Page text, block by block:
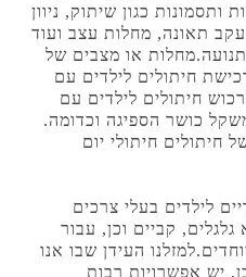
ותסמונות כגון שיתוק, ניוון
תאונה, מחלות עצב ועוד
או מצבים של
חיתולים לילדים עם
חיתולים לילדים עם
כושר הספיגה וכדומה.
חיתולים חיתולי יום
לילדים בעלי צרכים
גלגלים, קביים וכן, עבור
העידן שבו אנו
יש אפשרויות רבות